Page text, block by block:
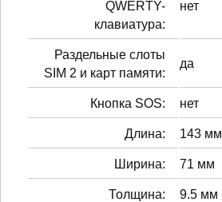
QWERTY-
клавиатура:
нет
Раздельные слоты
SIM 2 и карт памяти:
да
Кнопка SOS: нет
Длина: 143 мм
Ширина: 71 мм
Толщина: 9.5 мм